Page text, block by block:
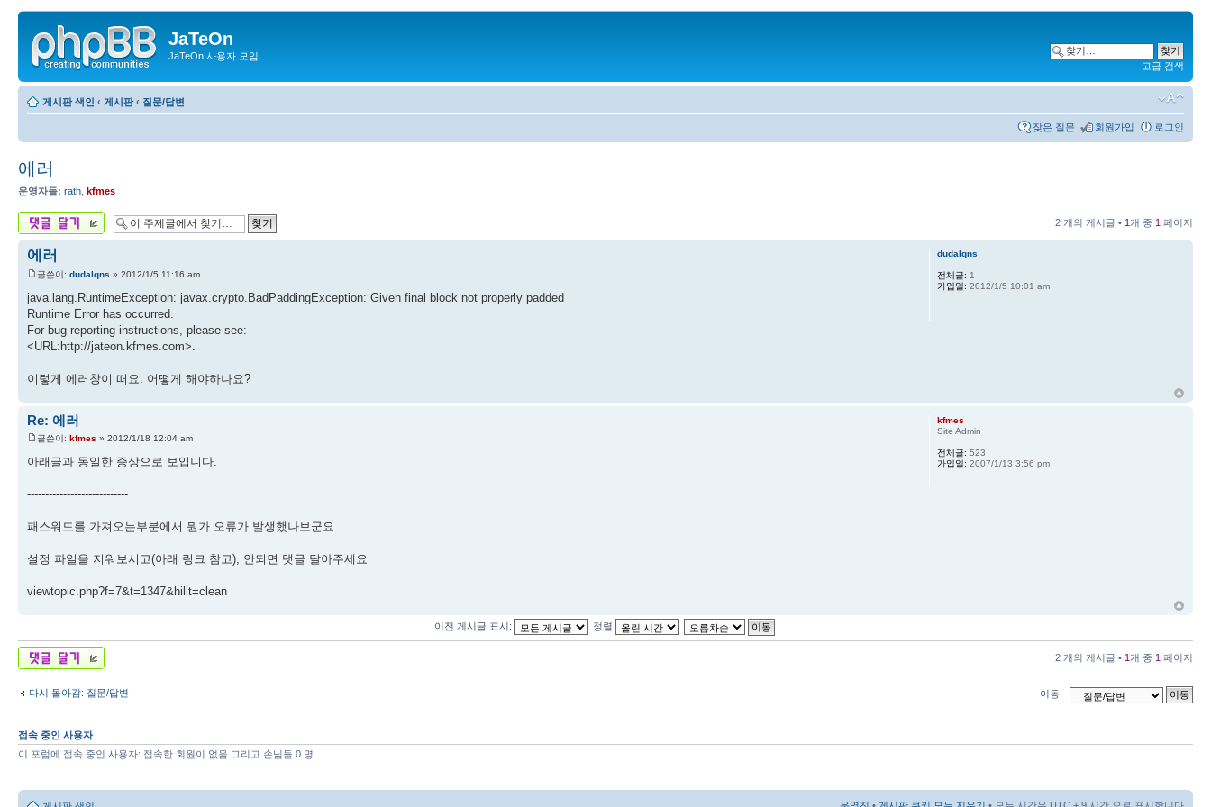
JaTeOn
JaTeOn 사용자 모임
고급 검색
게시판 색인 ‹ 게시판 ‹ 질문/답변
잦은 질문 회원가입 로그인
에러
운영자들: rath kfmes
답변 게시글 2 개의 게시글 • 1 개 중 1 페이지
에러
글쓴이: dudalqns » 2012/1/5 11:16 am
java.lang.RuntimeException: javax.crypto.BadPaddingException: Given final block not properly padded
Runtime Error has occurred.
For bug reporting instructions, please see:
<URL:http://jateon.kfmes.com>.
이렇게 에러창이 떠요. 어떻게 해야하나요?
dudalqns
전체글: 1
가입일: 2012/1/5 10:01 am
Re: 에러
글쓴이: kfmes » 2012/1/18 12:04 am
아래글과 동일한 증상으로 보입니다.
----------------------------
패스워드를 가져오는부분에서 뭔가 오류가 발생했나보군요
설정 파일을 지워보시고(아래 링크 참고), 안되면 댓글 달아주세요
viewtopic.php?f=7&t=1347&hilit=clean
kfmes
Site Admin
전체글: 523
가입일: 2007/1/13 3:56 pm
이전 게시글 표시: 정렬
답변 게시글 2 개의 게시글 • 1 개 중 1 페이지
다시 돌아감: 질문/답변 이동:
접속 중인 사용자
이 포럼에 접속 중인 사용자: 접속한 회원이 없음 그리고 손님들 0 명